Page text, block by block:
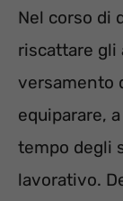
Nel corso di
riscattare gli
versamento
equiparare,
tempo degli
lavorativo.